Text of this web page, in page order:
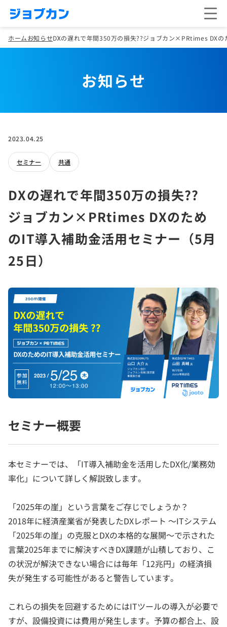
ホームお知らせDXの遅れで年間350万の損失??ジョブカン×PRtimes DX
お知らせ
2023.04.25
セミナー 共通
DXの遅れで年間350万の損失??
ジョブカン×PRtimes DXのため
のIT導入補助金活用セミナー（5月
25日）
セミナー概要
本セミナーでは、「IT導入補助金を活用したDX化/業務効
率化」について詳しく解説致します。
「2025年の崖」という言葉をご存じでしょうか？
2018年に経済産業省が発表したDXレポート ～ITシステム
「2025年の崖」の克服とDXの本格的な展開～で示された
言葉2025年までに解決すべきDX課題が山積しており、こ
の状況が解決できない場合には毎年「12兆円」の経済損
失が発生する可能性があると警告しています。
これらの損失を回避するためにはITツールの導入が必要で
すが、設備投資には費用が発生します。予算の都合上、設